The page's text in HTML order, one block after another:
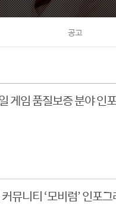
공고
게임 품질보증 분야 인
뮤니티 ‘모비럼’ 인포그